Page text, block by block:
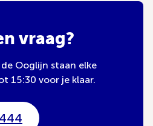
vraag?
Ooglijn staan elke
15:30 voor je klaar.